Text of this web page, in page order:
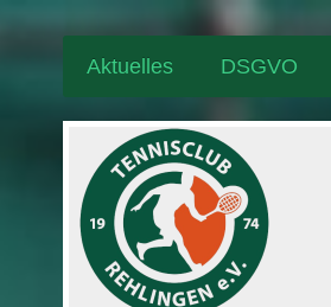
Aktuelles DSGVO